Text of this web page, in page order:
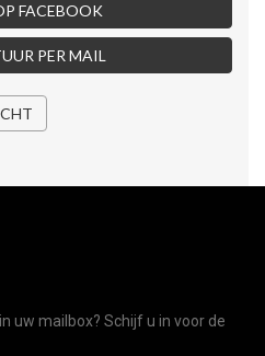
FACEBOOK
PER MAIL
uw mailbox? Schijf u in voor de